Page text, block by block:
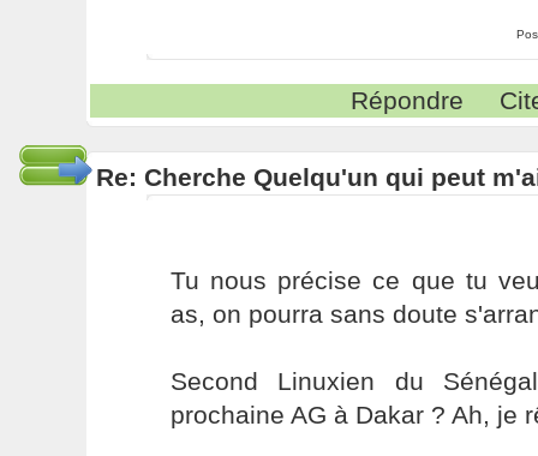
Répondre
Re: Cherche Quelqu'un qui peut
Tu nous précise ce que tu
as, on pourra sans doute
Second Linuxien du
prochaine AG à Dakar ? Ah, je